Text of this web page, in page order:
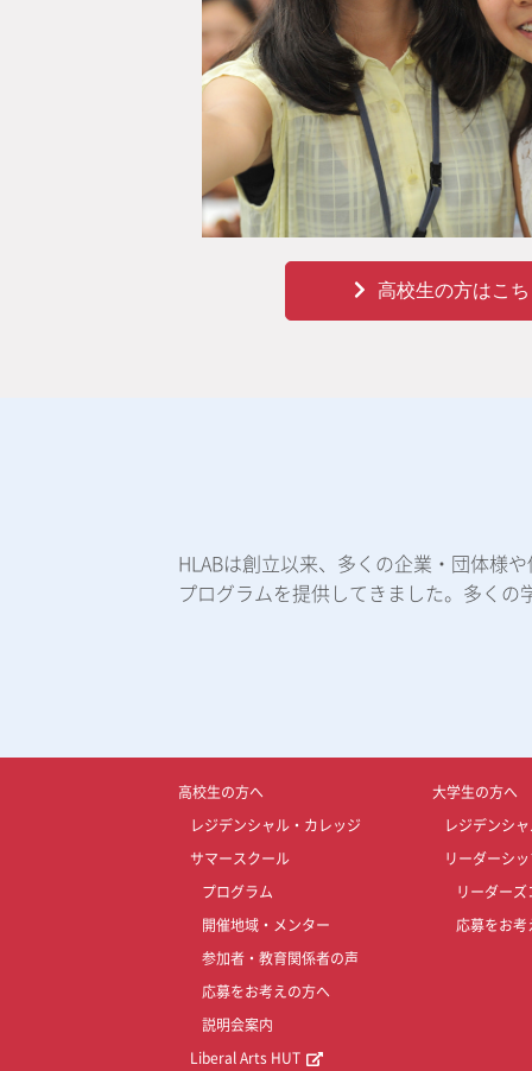
高校生の方はこ
HLABは創立以来、多くの企業・団体様
プログラムを提供してきました。多く
高校生の方へ
レジデンシャル・カレッジ
サマースクール
プログラム
開催地域・メンター
参加者・教育関係者の声
応募をお考えの方へ
説明会案内
Liberal Arts HUT
大学生の方へ
レジデンシ
リーダーシ
リーダーズ
応募をお考